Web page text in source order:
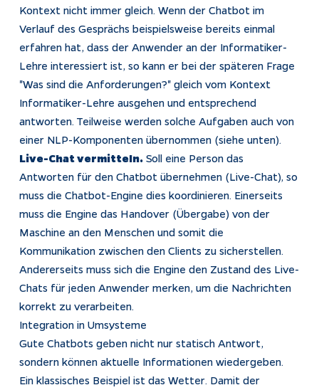
Kontext nicht immer gleich. Wenn der Chatbot im
Verlauf des Gesprächs beispielsweise bereits einmal
erfahren hat, dass der Anwender an der Informatiker-
Lehre interessiert ist, so kann er bei der späteren Frage
"Was sind die Anforderungen?" gleich vom Kontext
Informatiker-Lehre ausgehen und entsprechend
antworten. Teilweise werden solche Aufgaben auch von
einer NLP-Komponenten übernommen (siehe unten).
Live-Chat vermitteln.Soll eine Person das
Antworten für den Chatbot übernehmen (Live-Chat), so
muss die Chatbot-Engine dies koordinieren. Einerseits
muss die Engine das Handover (Übergabe) von der
Maschine an den Menschen und somit die
Kommunikation zwischen den Clients zu sicherstellen.
Andererseits muss sich die Engine den Zustand des Live-
Chats für jeden Anwender merken, um die Nachrichten
korrekt zu verarbeiten.
Integration in Umsysteme
Gute Chatbots geben nicht nur statisch Antwort,
sondern können aktuelle Informationen wiedergeben.
Ein klassisches Beispiel ist das Wetter. Damit der